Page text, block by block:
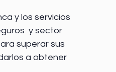
y los servicios
y sector
superar sus
a obtener